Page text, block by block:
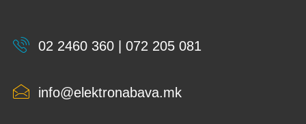
02 2460 360 | 072 205 081
info@elektronabava.mk